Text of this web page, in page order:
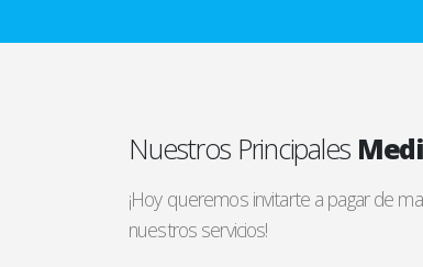
Nuestros Principales
¡Hoy queremos invitarte a pagar de
nuestros servicios!